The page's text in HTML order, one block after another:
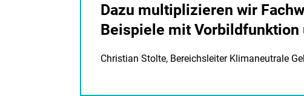
Dazu multiplizieren wir
Beispiele mit Vorbildfunktion
Christian Stolte, Bereichsleiter Klimaneutrale